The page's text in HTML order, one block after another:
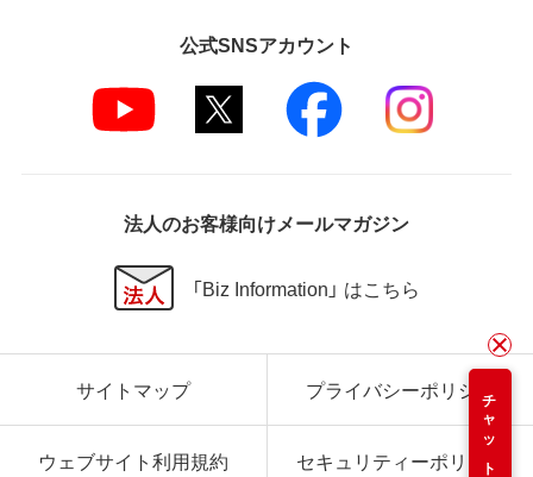
チャット
公式SNSアカウント
法人のお客様向けメールマガジン
「Biz Information」 はこちら
サイトマップ プライバシーポリシー
ウェブサイト利用規約 セキュリティーポリシー